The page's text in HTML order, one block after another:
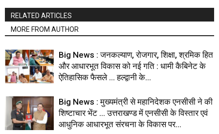
RELATED ARTICLES
MORE FROM AUTHOR
Big News : जनकल्याण, रोजगार, शिक्षा, श्रमिक हित
और आधारभूत विकास को नई गति : धामी कैबिनेट के
ऐतिहासिक फैसले … हल्द्वानी के...
Big News : मुख्यमंत्री से महानिदेशक एनसीसी ने की
शिष्टाचार भेंट … उत्तराखण्ड में एनसीसी के विस्तार एवं
आधुनिक आधारभूत संरचना के विकास पर...